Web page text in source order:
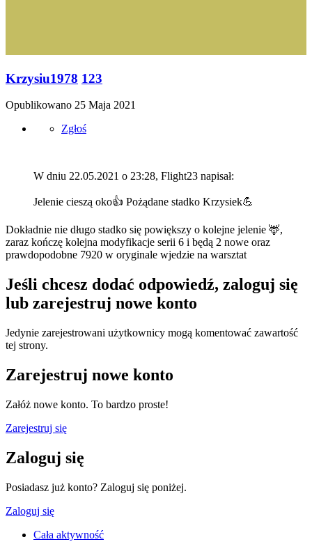
Krzysiu1978 123
Opublikowano 25 Maja 2021
Zgłoś
W dniu 22.05.2021 o 23:28, Flight23 napisał:
Jelenie cieszą oko👍 Pożądane stadko Krzysiek💪
Dokładnie nie długo stadko się powiększy o kolejne jelenie 🦌,
zaraz kończę kolejna modyfikacje serii 6 i będą 2 nowe oraz
prawdopodobne 7920 w oryginale wjedzie na warsztat
Jeśli chcesz dodać odpowiedź, zaloguj się
lub zarejestruj nowe konto
Jedynie zarejestrowani użytkownicy mogą komentować zawartość
tej strony.
Zarejestruj nowe konto
Załóż nowe konto. To bardzo proste!
Zarejestruj się
Zaloguj się
Posiadasz już konto? Zaloguj się poniżej.
Zaloguj się
Cała aktywność